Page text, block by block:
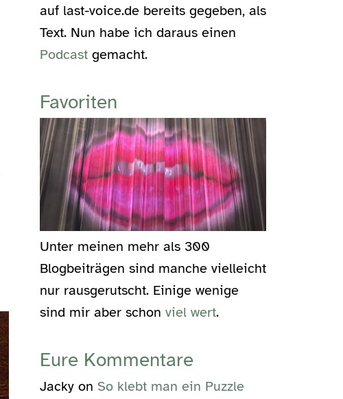
auf last-voice.de bereits gegeben, als
Text. Nun habe ich daraus einen
Podcastgemacht.
Favoriten
Unter meinen mehr als 300
Blogbeiträgen sind manche vielleicht
nur rausgerutscht. Einige wenige
sind mir aber schon viel wert.
Eure Kommentare
Jackyon So klebt man ein Puzzle